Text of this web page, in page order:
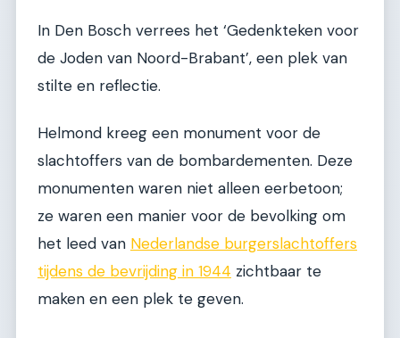
In Den Bosch verrees het ‘Gedenkteken voor
de Joden van Noord-Brabant’, een plek van
stilte en reflectie.
Helmond kreeg een monument voor de
slachtoffers van de bombardementen. Deze
monumenten waren niet alleen eerbetoon;
ze waren een manier voor de bevolking om
het leed van Nederlandse burgerslachtoffers
tijdens de bevrijding in 1944 zichtbaar te
maken en een plek te geven.